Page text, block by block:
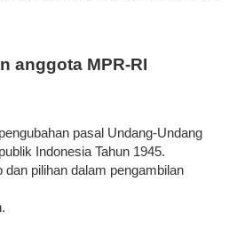
anggota MPR-RI
pasal Undang-Undang
Indonesia Tahun 1945.
dan pilihan dalam pengambilan